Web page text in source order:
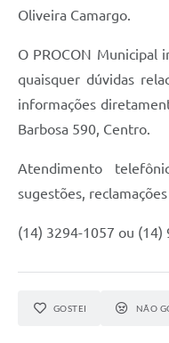
Oliveira Camargo.
O PROCON Municipal
quaisquer dúvidas
informações
Barbosa 590, Centro.
Atendimento
sugestões,
(14) 3294-1057 ou (14)
GOSTEI NÃO